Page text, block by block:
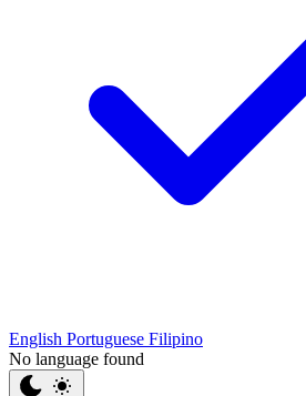
English Portuguese Filipino
No language found